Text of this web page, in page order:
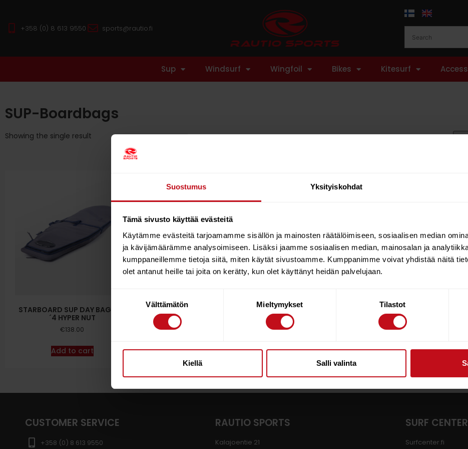
Suostumus Yksityiskohdat
Tämä sivusto käyttää evästeitä
Käytämme evästeitä tarjoamamme sisällön ja mainosten räätälöimiseen, sosiaalisen median
ja kävijämäärämme analysoimiseen. Lisäksi jaamme sosiaalisen median, mainosalan ja
kumppaneillemme tietoja siitä, miten käytät sivustoamme. Kumppanimme voivat yhdistää näitä
olet antanut heille tai joita on kerätty, kun olet käyttänyt heidän palvelujaan.
Välttämätön Mieltymykset Tilastot
Kiellä Salli valinta
+358 (0) 8 613 9550 sports@rautio.fi
Sup Windsurf Wingfoil Bikes Kitesurf
SUP-Boardbags
Showing the single result
STARBOARD SUP DAY BAG 7-7
´4 HYPER NUT
€138.00
Add to cart
CUSTOMER SERVICE
+358 (0) 8 613 9550
RAUTIO SPORTS
Kalajoentie 21
SURF CENTER
Surfcenter.fi